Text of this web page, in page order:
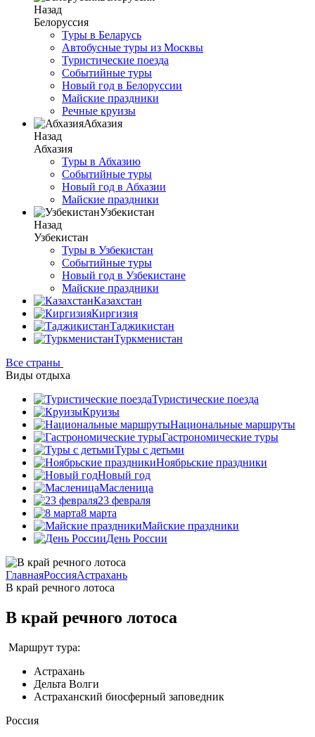
Назад
Белоруссия
Туры в Беларусь
Автобусные туры из Москвы
Туристические поезда
Событийные туры
Новый год в Белоруссии
Майские праздники
Речные круизы
Абхазия
Назад
Абхазия
Туры в Абхазию
Событийные туры
Новый год в Абхазии
Майские праздники
Узбекистан
Назад
Узбекистан
Туры в Узбекистан
Событийные туры
Новый год в Узбекистане
Майские праздники
Казахстан
Киргизия
Таджикистан
Туркменистан
Все страны
Виды отдыха
Туристические поезда
Круизы
Национальные маршруты
Гастрономические туры
Туры с детьми
Ноябрьские праздники
Новый год
Масленица
23 февраля
8 марта
Майские праздники
День России
ГлавнаяРоссияАстрахань
В край речного лотоса
В край речного лотоса
Маршрут тура:
Астрахань
Дельта Волги
Астраханский биосферный заповедник
Россия